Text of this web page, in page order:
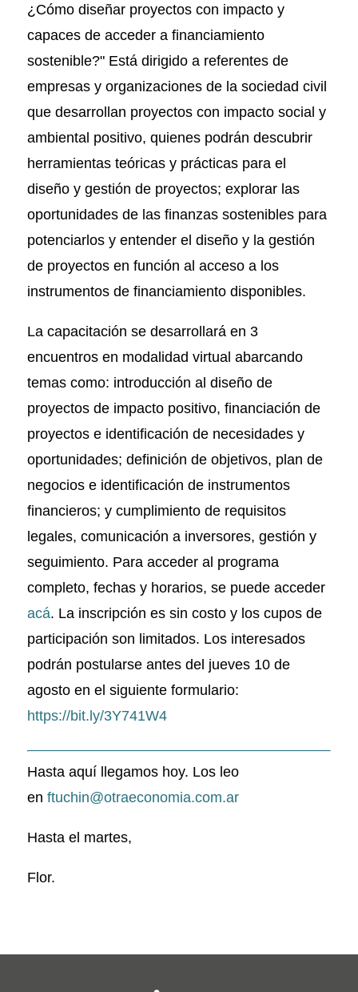
¿Cómo diseñar proyectos con impacto y
capaces de acceder a financiamiento
sostenible?" Está dirigido a referentes de
empresas y organizaciones de la sociedad civil
que desarrollan proyectos con impacto social y
ambiental positivo, quienes podrán descubrir
herramientas teóricas y prácticas para el
diseño y gestión de proyectos; explorar las
oportunidades de las finanzas sostenibles para
potenciarlos y entender el diseño y la gestión
de proyectos en función al acceso a los
instrumentos de financiamiento disponibles.
La capacitación se desarrollará en 3
encuentros en modalidad virtual abarcando
temas como: introducción al diseño de
proyectos de impacto positivo, financiación de
proyectos e identificación de necesidades y
oportunidades; definición de objetivos, plan de
negocios e identificación de instrumentos
financieros; y cumplimiento de requisitos
legales, comunicación a inversores, gestión y
seguimiento. Para acceder al programa
completo, fechas y horarios, se puede acceder
acá. La inscripción es sin costo y los cupos de
participación son limitados. Los interesados
podrán postularse antes del jueves 10 de
agosto en el siguiente formulario:
https://bit.ly/3Y741W4
Hasta aquí llegamos hoy. Los leo
en ftuchin@otraeconomia.com.ar
Hasta el martes,
Flor.